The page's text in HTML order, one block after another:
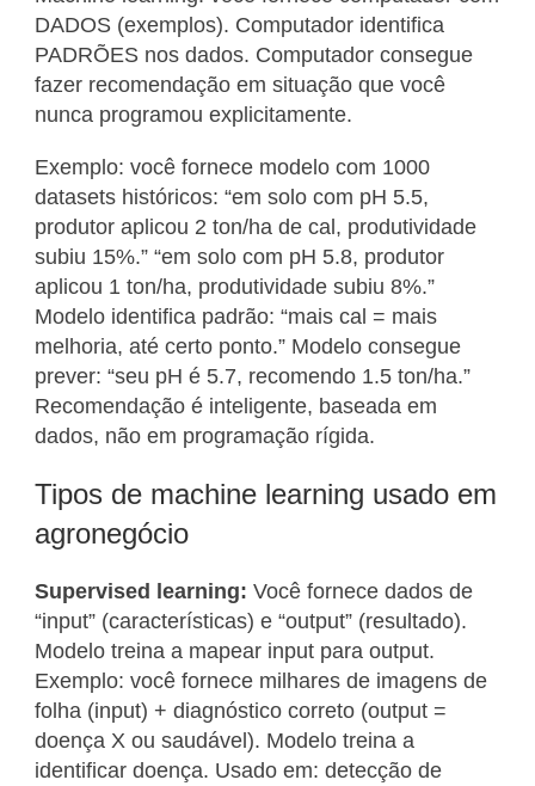
DADOS (exemplos). Computador identifica
PADRÕES nos dados. Computador consegue
fazer recomendação em situação que você
nunca programou explicitamente.
Exemplo: você fornece modelo com 1000
datasets históricos: “em solo com pH 5.5,
produtor aplicou 2 ton/ha de cal, produtividade
subiu 15%.” “em solo com pH 5.8, produtor
aplicou 1 ton/ha, produtividade subiu 8%.”
Modelo identifica padrão: “mais cal = mais
melhoria, até certo ponto.” Modelo consegue
prever: “seu pH é 5.7, recomendo 1.5 ton/ha.”
Recomendação é inteligente, baseada em
dados, não em programação rígida.
Tipos de machine learning usado em
agronegócio
Supervised learning: Você fornece dados de
“input” (características) e “output” (resultado).
Modelo treina a mapear input para output.
Exemplo: você fornece milhares de imagens de
folha (input) + diagnóstico correto (output =
doença X ou saudável). Modelo treina a
identificar doença. Usado em: detecção de